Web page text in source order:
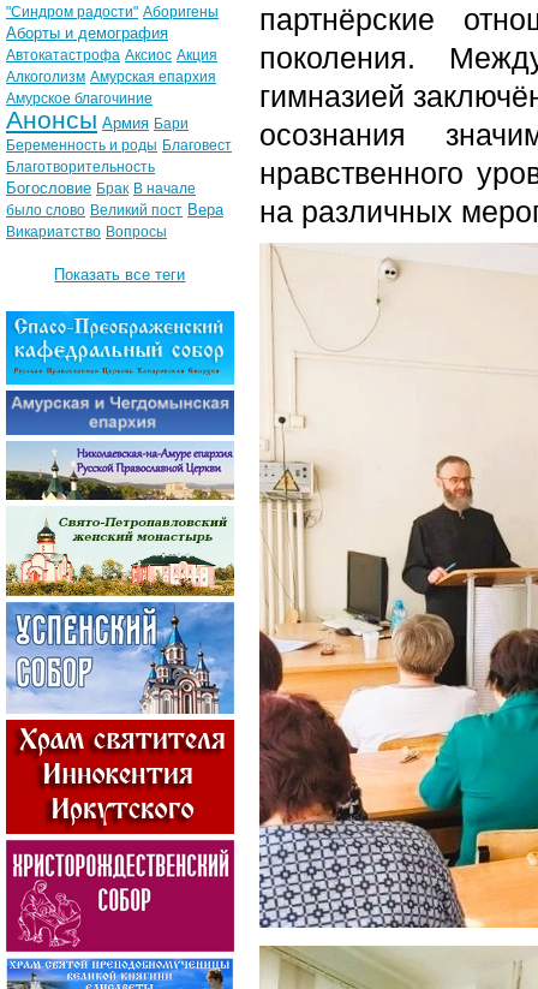
партнёрские
поколения.
гимназией
осознания
нравственного
на различных
"Синдром радости" Аборигены
Аборты и демография
Автокатастрофа Аксиос Акция
Алкоголизм Амурская епархия
Амурское благочиние
Анонсы Армия Бари
Беременность и роды Благовест
Благотворительность
Богословие Брак В начале
было слово Великий пост Вера
Викариатство Вопросы
Показать все теги